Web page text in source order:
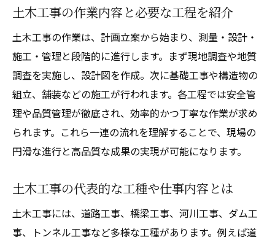
土木工事の作業内容と必要な工程を紹介
土木工事の作業は、計画立案から始まり、測量・設計・
施工・管理と段階的に進行します。まず現地調査や地質
調査を実施し、設計図を作成。次に基礎工事や構造物の
組立、舗装などの施工が行われます。各工程では安全管
理や品質管理が徹底され、効率的かつ丁寧な作業が求め
られます。これら一連の流れを理解することで、現場の
円滑な進行と高品質な成果の実現が可能になります。
土木工事の代表的な工種や仕事内容とは
土木工事には、道路工事、橋梁工事、河川工事、ダム工
事、トンネル工事など多様な工種があります。例えば道